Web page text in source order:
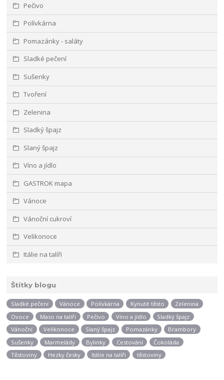
Pečivo
Polívkárna
Pomazánky - saláty
Sladké pečení
Sušenky
Tvoření
Zelenina
Sladký špajz
Slaný špajz
Víno a jídlo
GASTROK mapa
Vánoce
Vánoční cukroví
Velikonoce
Itálie na talíři
Štítky blogu
Sladké pečení Vánoce Polívkárna Kynuté těsto
Zelenina
Ovoce
Maso na talíři Pečivo Víno a jídlo
Sladký špajz
Vánoční
Velikonoce Slaný špajz Pomazánky
Brambory
Sušenky
Marmelády Bylinky Cestování
Čokoláda
Těstoviny
Hezky česky Itálie na talíři těstoviny